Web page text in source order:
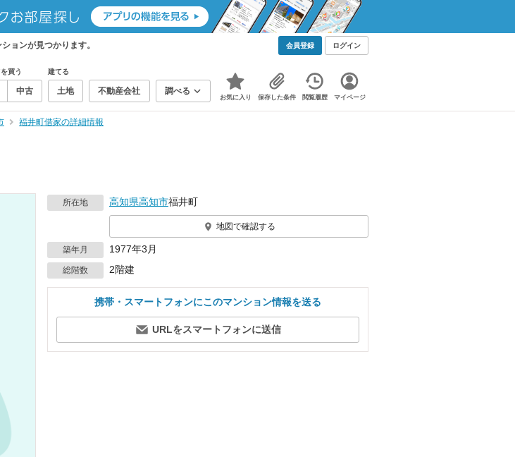
ョンが見つかります。 会員登録 ログイン
買う
中古
建てる
土地 不動産会社 調べる
お気に入り 保存した条件 閲覧履歴 マイページ
福井町借家の詳細情報
所在地 高知県高知市福井町
地図で確認する
築年月 1977年3月
総階数 2階建
携帯・スマートフォンにこのマンション情報を送る
URLをスマートフォンに送信